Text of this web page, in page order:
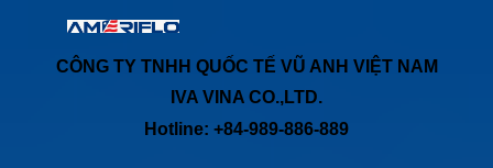
CÔNG TY TNHH QUỐC TẾ VŨ ANH VIỆT NAM
IVA VINA CO.,LTD.
Hotline: +84-989-886-889